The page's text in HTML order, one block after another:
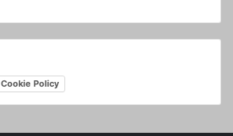
Cookie Policy